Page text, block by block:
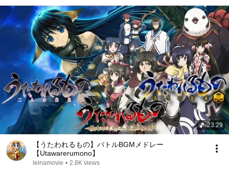
23:29
【うたわれるもの】バトルBGMメドレー
【Utawarerumono】
leinamovie • 2.8K views